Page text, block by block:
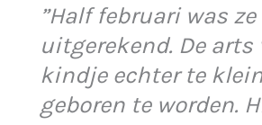
”Half februari was ze
uitgerekend. De arts
kindje echter te
geboren te worden.